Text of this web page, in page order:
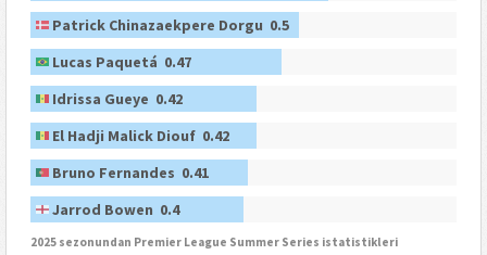
Patrick Chinazaekpere Dorgu 0.5
Lucas Paquetá 0.47
Idrissa Gueye 0.42
El Hadji Malick Diouf 0.42
Bruno Fernandes 0.41
Jarrod Bowen 0.4
2025 sezonundan Premier League Summer Series istatistikleri